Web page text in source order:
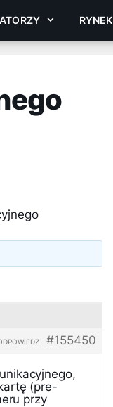
RYNEK
#155450
(pre-
przy